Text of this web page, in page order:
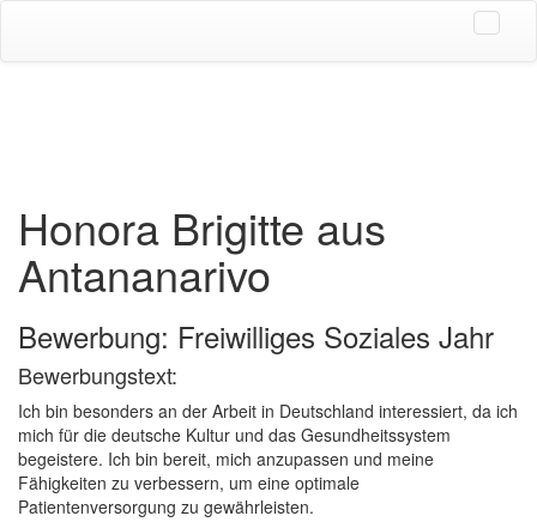
Honora Brigitte aus
Antananarivo
Bewerbung: Freiwilliges Soziales Jahr
Bewerbungstext:
Ich bin besonders an der Arbeit in Deutschland interessiert, da ich
mich für die deutsche Kultur und das Gesundheitssystem
begeistere. Ich bin bereit, mich anzupassen und meine
Fähigkeiten zu verbessern, um eine optimale
Patientenversorgung zu gewährleisten.